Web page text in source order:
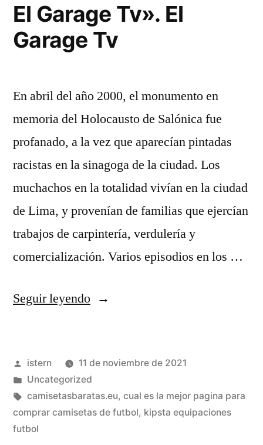
El Garage Tv». El
Garage Tv
En abril del año 2000, el monumento en
memoria del Holocausto de Salónica fue
profanado, a la vez que aparecían pintadas
racistas en la sinagoga de la ciudad. Los
muchachos en la totalidad vivían en la ciudad
de Lima, y provenían de familias que ejercían
trabajos de carpintería, verdulería y
comercialización. Varios episodios en los …
Seguir leyendo«El
El
Garage
Tv»
Publicado
por
istern
11 de noviembre de 2021
Publicado
en
Uncategorized
Etiquetas:
camisetasbaratas.eu, cual es la mejor pagina para
comprar camisetas de futbol, kipsta equipaciones
futbol